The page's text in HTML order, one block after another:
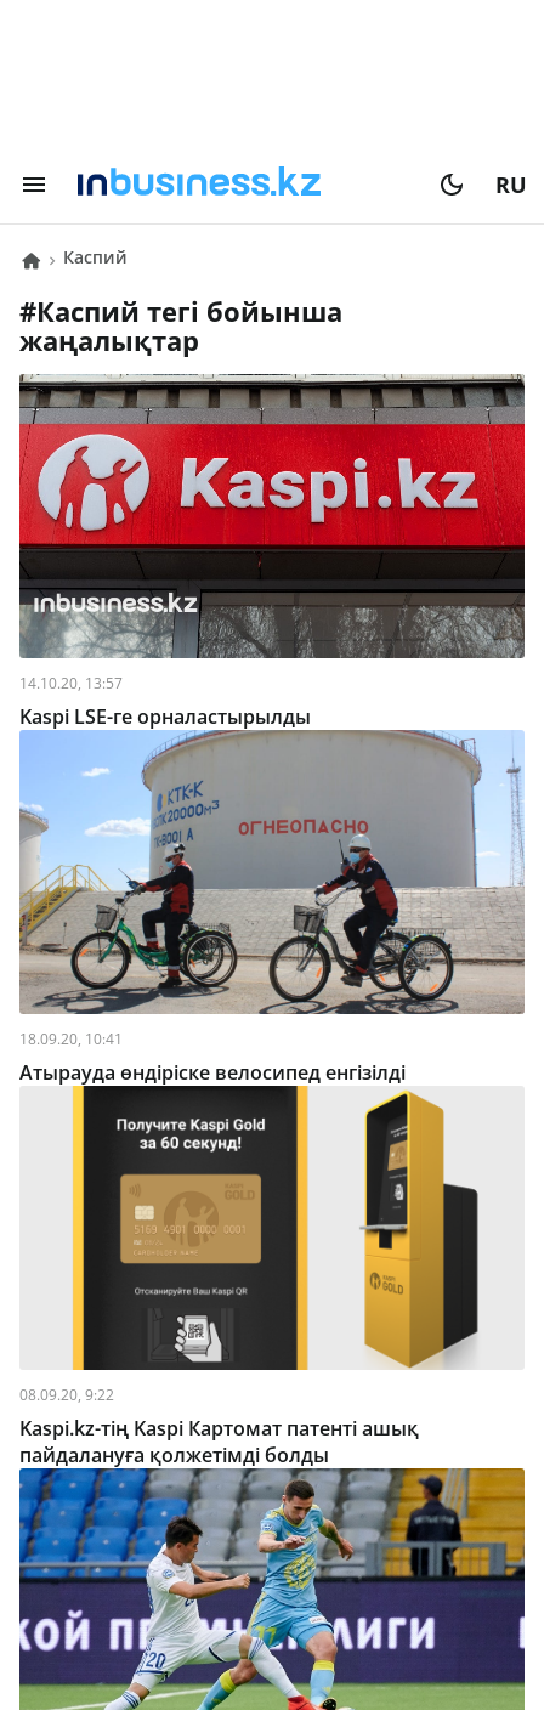
RU
Каспий
# Каспий тегі бойынша
жаңалықтар
14.10.20, 13:57
Kaspi LSE-ге орналастырылды
18.09.20, 10:41
Атырауда өндіріске велосипед енгізілді
08.09.20, 9:22
Kaspi.kz-тің Kaspi Картомат патенті ашық
пайдалануға қолжетімді болды